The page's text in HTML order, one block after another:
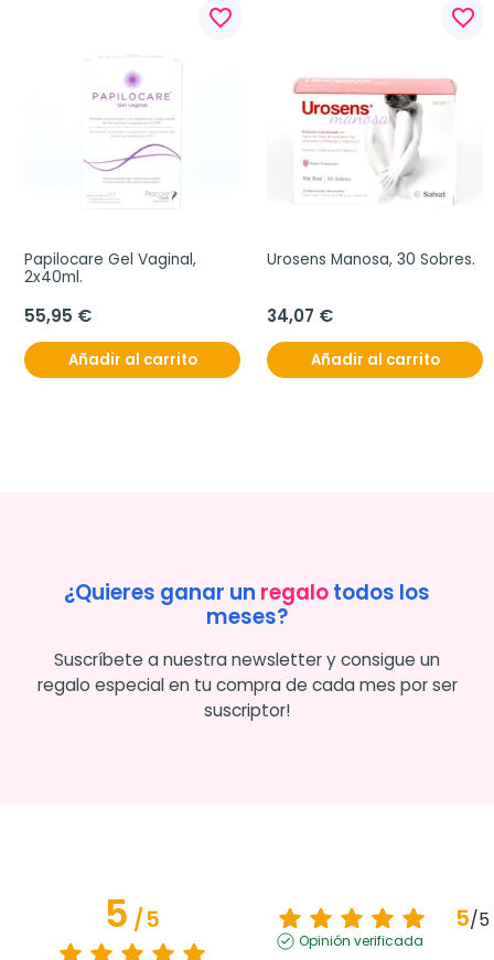
favorite_border
Papilocare Gel Vaginal,
2x40ml.
55,95 €
Añadir al carrito
favorite_border
Urosens Manosa, 30 Sobres.
34,07 €
Añadir al carrito
¿Quieres ganar un regalotodos los
meses?
Suscríbete a nuestra newsletter y consigue un
regalo especial en tu compra de cada mes por ser
suscriptor!
5/5 5/5
Opinión verificada